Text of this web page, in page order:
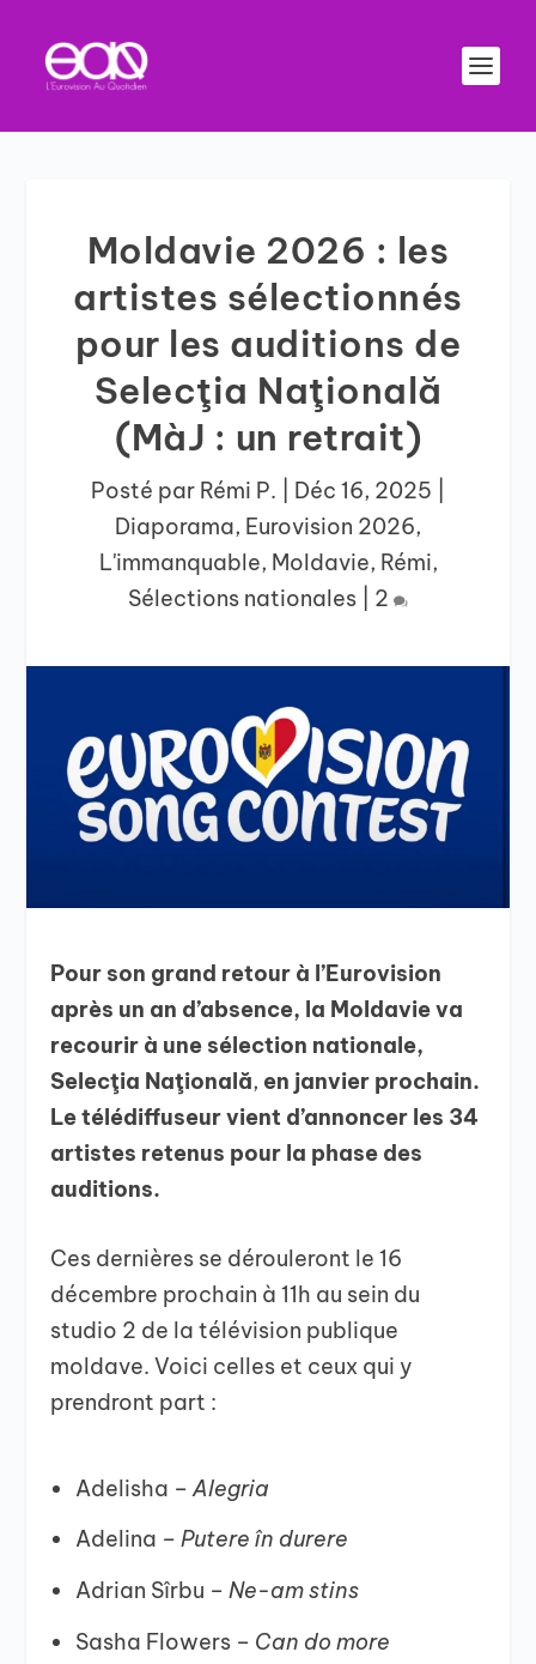
Moldavie 2026 : les
artistes sélectionnés
pour les auditions de
Selecţia Naţională
(MàJ : un retrait)
Posté par Rémi P. Déc 16, 2025
Diaporama, Eurovision 2026,
L'immanquable, Moldavie, Rémi,
Sélections nationales
2
Pour son grand retour à l’Eurovision
après un an d’absence, la Moldavie va
recourir à une sélection nationale,
Selecţia Naţională, en janvier prochain.
Le télédiffuseur vient d’annoncer les 34
artistes retenus pour la phase des
auditions.
Ces dernières se dérouleront le 16
décembre prochain à 11h au sein du
studio 2 de la télévision publique
moldave. Voici celles et ceux qui y
prendront part :
Adelisha –Alegria
Adelina – Putere în durere
Adrian Sîrbu – Ne-am stins
Sasha Flowers – Can do more